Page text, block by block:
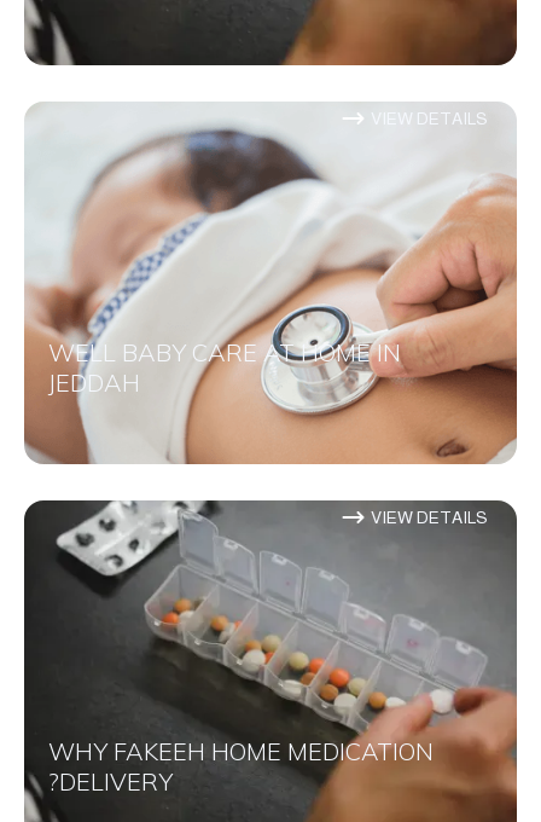
WELL BABY CARE AT HOME IN
JEDDAH
VIEW DETAILS
WHY FAKEEH HOME MEDICATION
DELIVERY?
VIEW DETAILS